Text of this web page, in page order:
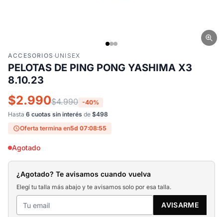
ACCESORIOS ·UNISEX
PELOTAS DE PING PONG YASHIMA X3
8.10.23
$2.990$4.990 -40%
Hasta 6 cuotas sin interés de $498
Oferta termina en5d 07:08:54
Agotado
¿Agotado? Te avisamos cuando vuelva
Elegí tu talla más abajo y te avisamos solo por esa talla.
AVISARME